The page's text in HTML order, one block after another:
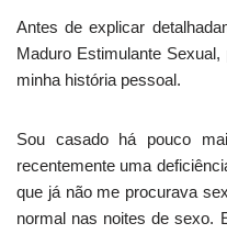
Antes de explicar
Maduro Estimulante
minha história pessoal.
Sou casado há pouco
recentemente uma
que já não me procurava
normal nas noites de sexo.